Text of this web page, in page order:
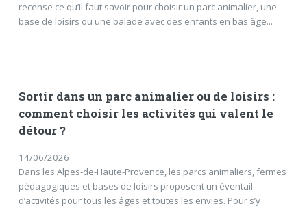
recense ce qu’il faut savoir pour choisir un parc animalier, une
base de loisirs ou une balade avec des enfants en bas âge...
Sortir dans un parc animalier ou de loisirs :
comment choisir les activités qui valent le
détour ?
14/06/2026
Dans les Alpes-de-Haute-Provence, les parcs animaliers, fermes
pédagogiques et bases de loisirs proposent un éventail
d’activités pour tous les âges et toutes les envies. Pour s’y